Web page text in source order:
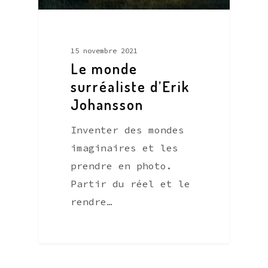
15 novembre 2021
Le monde
surréaliste d’Erik
Johansson
Inventer des mondes
imaginaires et les
prendre en photo.
Partir du réel et le
rendre…